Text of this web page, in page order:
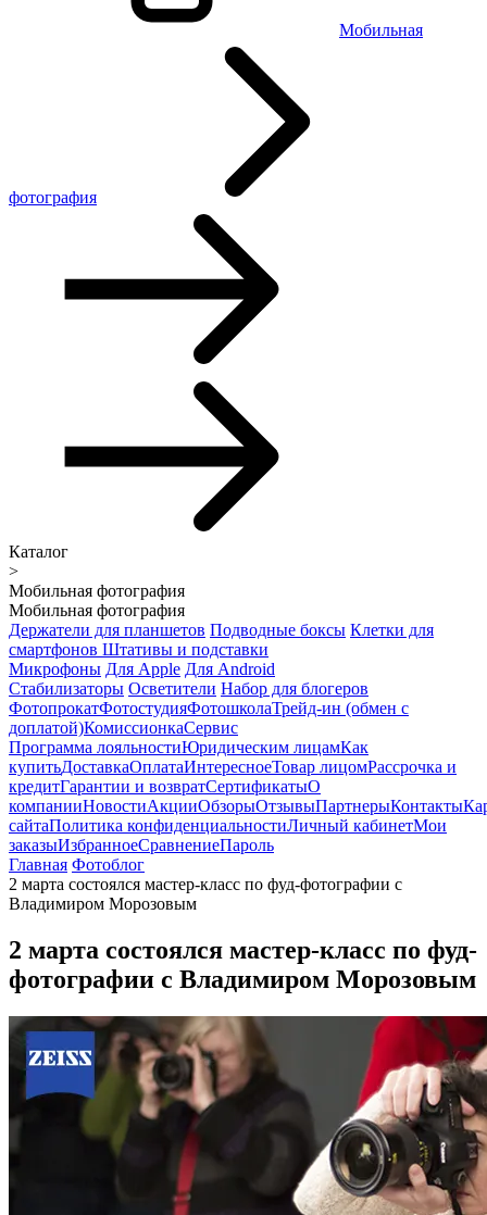
Мобильная
фотография
Каталог
>
Мобильная фотография
Мобильная фотография
Держатели для планшетов Подводные боксы Клетки для
смартфонов Штативы и подставки
Микрофоны Для Apple Для Android
Стабилизаторы Осветители Набор для блогеров
ФотопрокатФотостудияФотошколаТрейд-ин (обмен с
доплатой)КомиссионкаСервис
Программа лояльностиЮридическим лицамКак
купитьДоставкаОплатаИнтересноеТовар лицомРассрочка и
кредитГарантии и возвратСертификатыО
компанииНовостиАкцииОбзорыОтзывыПартнерыКонтакты
сайтаПолитика конфиденциальностиЛичный кабинетМои
заказыИзбранноеСравнениеПароль
Главная Фотоблог
2 марта состоялся мастер-класс по фуд-фотографии с
Владимиром Морозовым
2 марта состоялся мастер-класс по фуд-
фотографии с Владимиром Морозовым